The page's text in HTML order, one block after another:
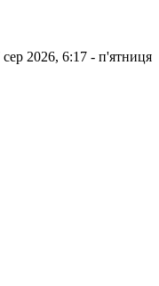
2026, 6:17 - п'ятниця